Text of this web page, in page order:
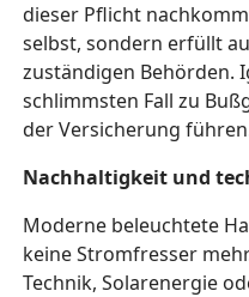
dieser Pflicht
selbst, sondern erfüllt
zuständigen Behörden.
schlimmsten Fall zu
der Versicherung
Nachhaltigkeit und
Moderne beleuchtete
keine Stromfresser
Technik, Solarenergie